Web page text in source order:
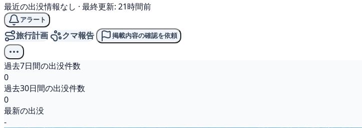
最近の出没情報なし · 最終更新: 21時間前
アラート
旅行計画 クマ報告 掲載内容の確認を依頼
過去7日間の出没件数
0
過去30日間の出没件数
0
最新の出没
-